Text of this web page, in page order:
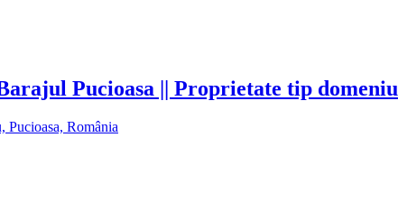
Pucioasa || Proprietate tip domeniu
Pucioasa, România